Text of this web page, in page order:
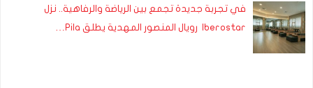
في تجربة جديدة تجمع بين الرياضة والرفاهية.. نزل
Iberostar رويال المنصور المهدية يطلق Pila…